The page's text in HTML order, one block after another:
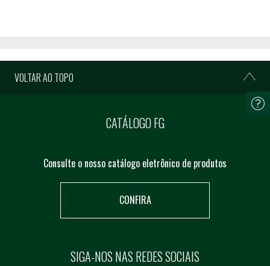
VOLTAR AO TOPO
CATÁLOGO FG
Consulte o nosso catálogo eletrônico de produtos
CONFIRA
SIGA-NOS NAS REDES SOCIAIS